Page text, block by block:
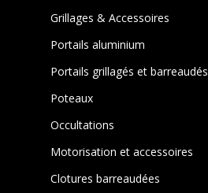
Grillages & Accessoires
Portails aluminium
Portails grillagés et barreaudés
Poteaux
Occultations
Motorisation et accessoires
Clotures barreaudées